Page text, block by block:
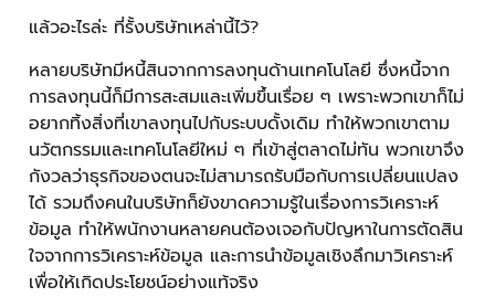
แล้วอะไรล่ะ ที่รั้งบริษัทเหล่านี้ไว้?
หลายบริษัทมีหนี้สินจากการลงทุนด้านเทคโนโลยี ซึ่งหนี้จาก
การลงทุนนี้ก็มีการสะสมและเพิ่มขึ้นเรื่อย ๆ เพราะพวกเขาก็ไม่
อยากทิ้งสิ่งที่เขาลงทุนไปกับระบบดั้งเดิม ทำให้พวกเขาตาม
นวัตกรรมและเทคโนโลยีใหม่ ๆ ที่เข้าสู่ตลาดไม่ทัน พวกเขาจึง
กังวลว่าธุรกิจของตนจะไม่สามารถรับมือกับการเปลี่ยนแปลง
ได้ รวมถึงคนในบริษัทก็ยังขาดความรู้ในเรื่องการวิเคราะห์
ข้อมูล ทำให้พนักงานหลายคนต้องเจอกับปัญหาในการตัดสิน
ใจจากการวิเคราะห์ข้อมูล และการนำข้อมูลเชิงลึกมาวิเคราะห์
เพื่อให้เกิดประโยชน์อย่างแท้จริง